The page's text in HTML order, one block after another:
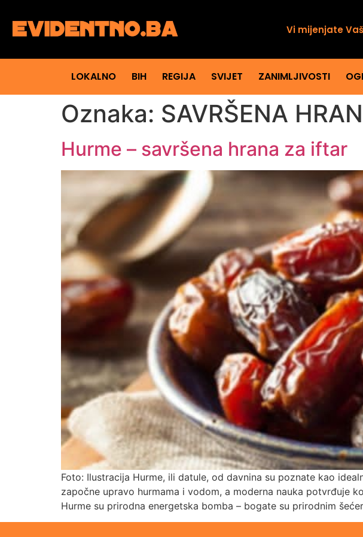
Vi mijenjate
LOKALNO BIH REGIJA SVIJET ZANIMLJIVOSTI
Oznaka: SAVRŠENA
Hurme – savršena hrana za iftar
Foto: Ilustracija Hurme, ili datule, od davnina su poznate kao
započne upravo hurmama i vodom, a moderna nauka potvrđuje
Hurme su prirodna energetska bomba – bogate su prirodnim